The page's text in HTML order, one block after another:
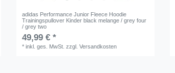
adidas Performance Junior Fleece Hoodie
Trainingspullover Kinder black melange / grey four
/ grey two
49,99 € *
*inkl. ges. MwSt. zzgl.Versandkosten